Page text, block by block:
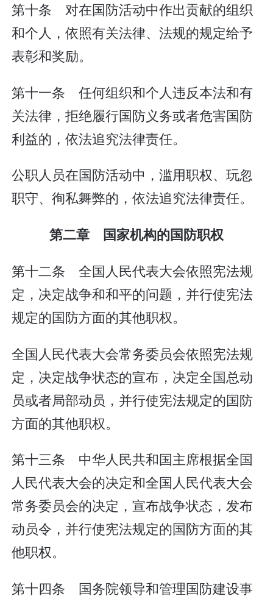
第十条 对在国防活动中作出贡献的组织
和个人，依照有关法律、法规的规定给予
表彰和奖励。
第十一条 任何组织和个人违反本法和有
关法律，拒绝履行国防义务或者危害国防
利益的，依法追究法律责任。
公职人员在国防活动中，滥用职权、玩忽
职守、徇私舞弊的，依法追究法律责任。
第二章 国家机构的国防职权
第十二条 全国人民代表大会依照宪法规
定，决定战争和和平的问题，并行使宪法
规定的国防方面的其他职权。
全国人民代表大会常务委员会依照宪法规
定，决定战争状态的宣布，决定全国总动
员或者局部动员，并行使宪法规定的国防
方面的其他职权。
第十三条 中华人民共和国主席根据全国
人民代表大会的决定和全国人民代表大会
常务委员会的决定，宣布战争状态，发布
动员令，并行使宪法规定的国防方面的其
他职权。
第十四条 国务院领导和管理国防建设事